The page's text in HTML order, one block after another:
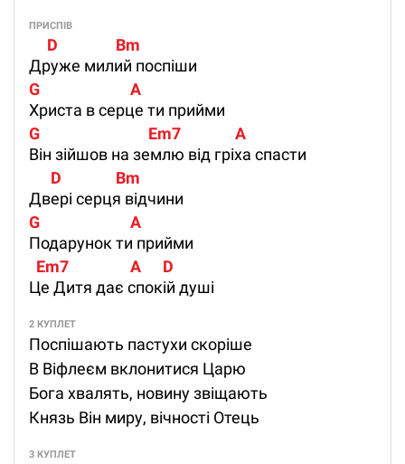
ПРИСПІВ
     D                Bm
Друже милий поспіши
G                         A
Христа в серце ти прийми
G                              Em7               A
Він зійшов на землю від гріха спасти
      D               Bm
Двері серця відчини
G                         A
Подарунок ти прийми
  Em7                 A      D
Це Дитя дає спокій душі
2 КУПЛЕТ
Поспішають пастухи скоріше
В Віфлеєм вклонитися Царю
Бога хвалять, новину звіщають
Князь Він миру, вічності Отець
3 КУПЛЕТ